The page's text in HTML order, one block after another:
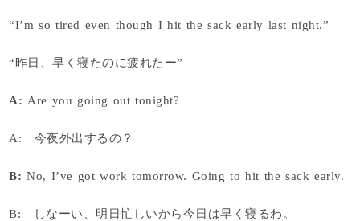
“I’m so tired even though I hit the sack early last night.”
“昨日、早く寝たのに疲れたー”
A: Are you going out tonight?
A: 今夜外出するの？
B: No, I’ve got work tomorrow. Going to hit the sack early.
B: しなーい、明日忙しいから今日は早く寝るわ。